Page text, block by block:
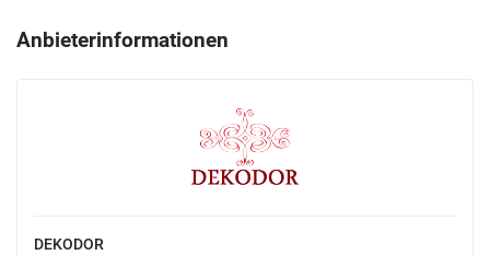
Anbieterinformationen
DEKODOR